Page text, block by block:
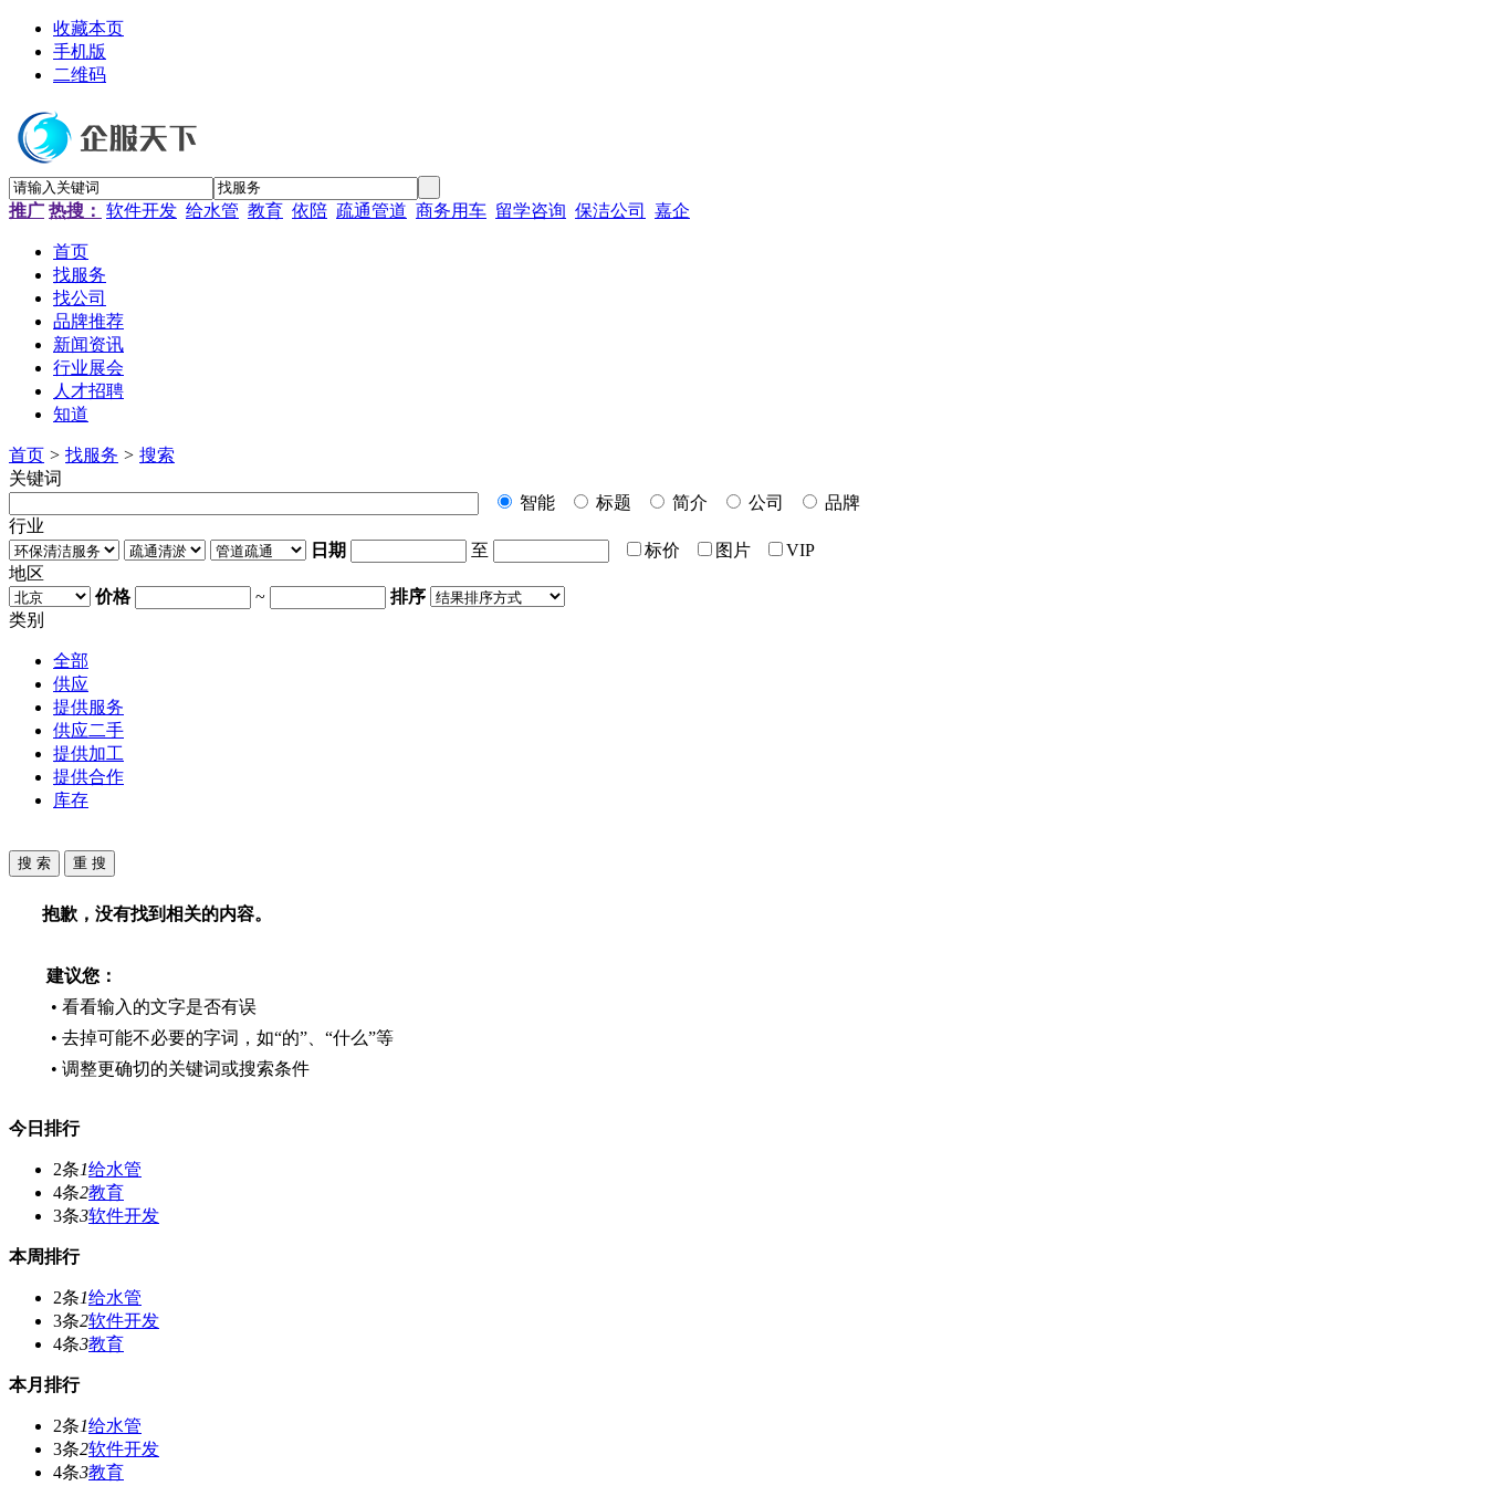
收藏本页
手机版
二维码
推广 热搜： 软件开发 给水管 教育 依陪 疏通管道 商务用车 留学咨询 保洁公司 嘉企
首页
找服务
找公司
品牌推荐
新闻资讯
行业展会
人才招聘
知道
首页 > 找服务 > 搜索
关键词
智能
标题 简介 公司
品牌
行业
日期
至 标价 图片
VIP
地区
价格
~
排序
类别
全部
供应
提供服务
供应二手
提供加工
提供合作
库存
抱歉，没有找到相关的内容。
建议您：
• 看看输入的文字是否有误
• 去掉可能不必要的字词，如“的”、“什么”等
• 调整更确切的关键词或搜索条件
今日排行
2条1给水管
4条2教育
3条3软件开发
本周排行
2条1给水管
3条2软件开发
4条3教育
本月排行
2条1给水管
3条2软件开发
4条3教育